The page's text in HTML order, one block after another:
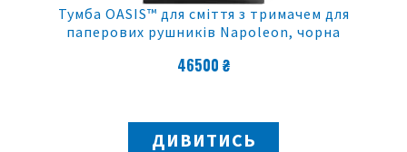
Тумба OASIS™ для сміття з тримачем для
паперових рушників Napoleon, чорна
46500 ₴
ДИВИТИСЬ